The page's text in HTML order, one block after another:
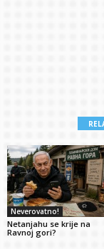
Neverovatno!
Netanjahu se krije na
Ravnoj gori?